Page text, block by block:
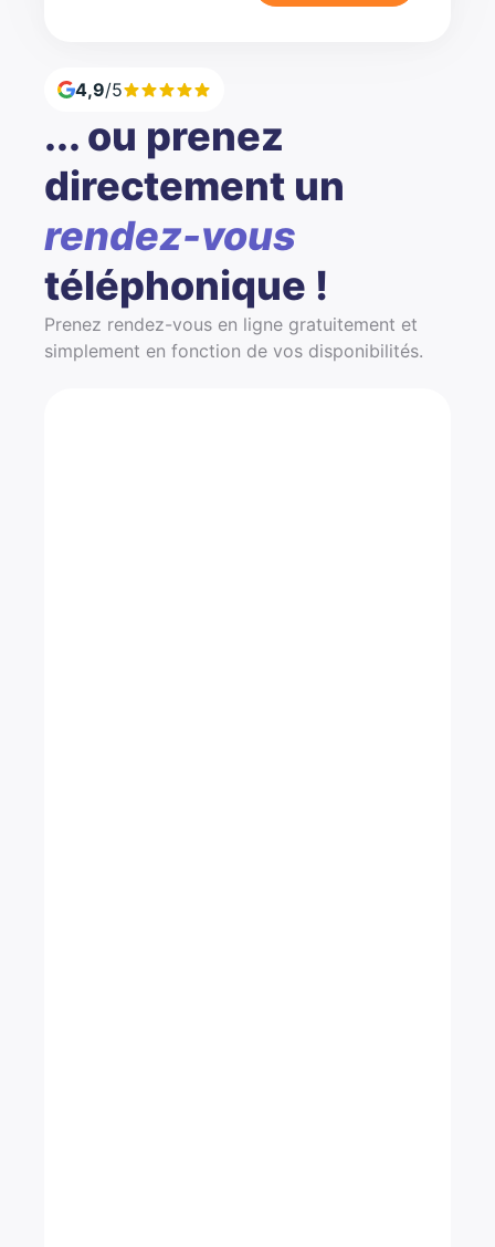
4,9/5
... ou prenez
directement un
rendez-vous
téléphonique !
Prenez rendez-vous en ligne gratuitement et
simplement en fonction de vos disponibilités.